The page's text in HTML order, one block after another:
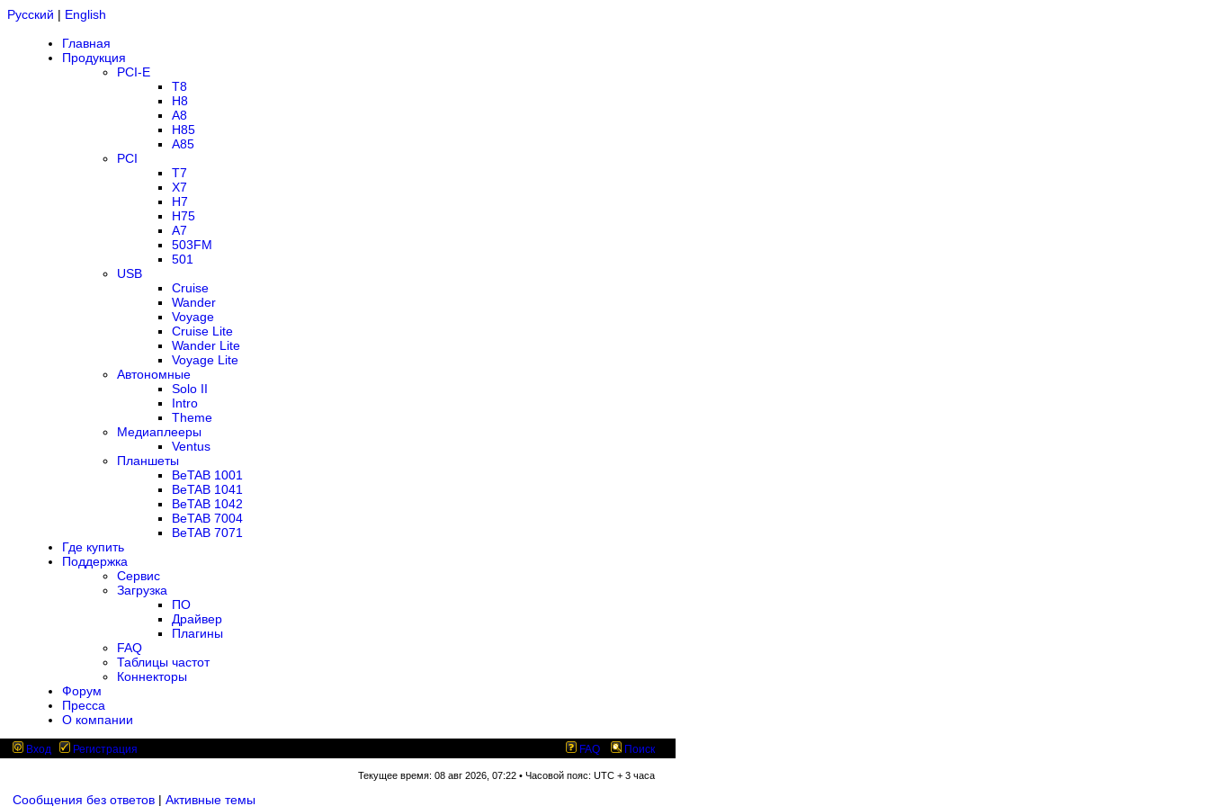
Русский | English
Главная
Продукция
PCI-E
T8
H8
A8
H85
A85
PCI
T7
X7
H7
H75
A7
503FM
501
USB
Cruise
Wander
Voyage
Cruise Lite
Wander Lite
Voyage Lite
Автономные
Solo II
Intro
Theme
Медиаплееры
Ventus
Планшеты
BeTAB 1001
BeTAB 1041
BeTAB 1042
BeTAB 7004
BeTAB 7071
Где купить
Поддержка
Сервис
Загрузка
ПО
Драйвер
Плагины
FAQ
Таблицы частот
Коннекторы
Форум
Пресса
О компании
Вход Регистрация FAQ Поиск
Текущее время: 08 авг 2026, 07:22 • Часовой пояс: UTC + 3 часа
Сообщения без ответов | Активные темы